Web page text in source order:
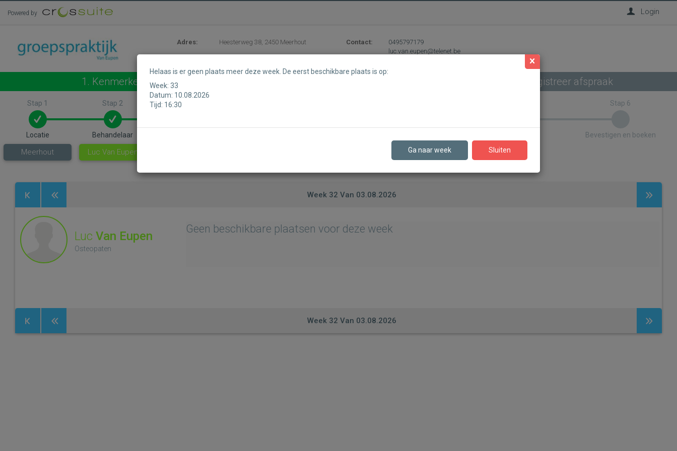
Powered by Login
Adres: Heesterweg 38, 2450 Meerhout Contact:
0495797179
luc.van.eupen@telenet.be
1. Kenmerken 3. Registreer afspraak
Stap 1
Locatie
Meerhout
Stap 2
Behandelaar
Luc Van Eupen
Stap 3 Stap 6
Bevestigen en boeken
Week32 Van 03.08.2026
Luc Van Eupen
Osteopaten
Geen beschikbare plaatsen voor deze week
Week32 Van 03.08.2026
Helaas is er geen plaats meer deze week. De eerst beschikbare plaats is op:
Week: 33
Datum: 10.08.2026
Tijd: 16:30
Ga naar week Sluiten